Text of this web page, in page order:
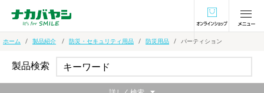
オンラインショ
ホーム 製品紹介 防災・セキュリティ用品 防災用品 パーティション
製品検索